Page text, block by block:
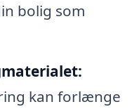
bolig som
kan forlænge